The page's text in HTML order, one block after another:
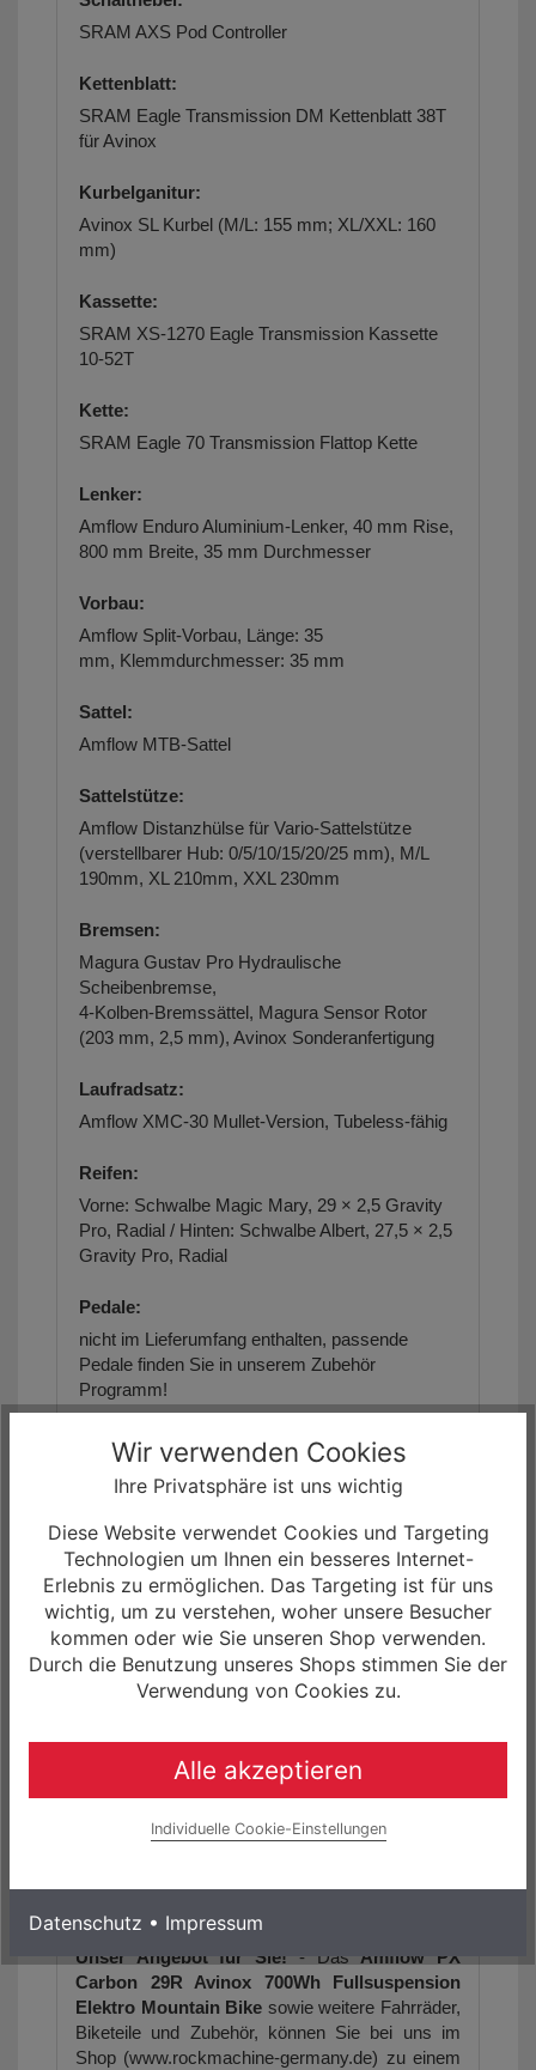
SRAM AXS Pod Controller
Kettenblatt:
SRAM Eagle Transmission DM Kettenblatt 38T
für Avinox
Kurbelganitur:
Avinox SL Kurbel (M/L: 155 mm; XL/XXL: 160
mm)
Kassette:
SRAM XS-1270 Eagle Transmission Kassette
10-52T
Kette:
SRAM Eagle 70 Transmission Flattop Kette
Lenker:
Amflow Enduro Aluminium-Lenker, 40 mm Rise,
800 mm Breite, 35 mm Durchmesser
Vorbau:
Amflow Split-Vorbau, Länge: 35
mm, Klemmdurchmesser: 35 mm
Sattel:
Amflow MTB-Sattel
Sattelstütze:
Amflow Distanzhülse für Vario-Sattelstütze
(verstellbarer Hub: 0/5/10/15/20/25 mm), M/L
190mm, XL 210mm, XXL 230mm
Bremsen:
Magura Gustav Pro Hydraulische
Scheibenbremse,
4‑Kolben‑Bremssättel, Magura Sensor Rotor
(203 mm, 2,5 mm), Avinox Sonderanfertigung
Laufradsatz:
Amflow XMC-30 Mullet-Version, Tubeless-fähig
Reifen:
Vorne: Schwalbe Magic Mary, 29 × 2,5 Gravity
Pro, Radial / Hinten: Schwalbe Albert, 27,5 × 2,5
Gravity Pro, Radial
Pedale:
nicht im Lieferumfang enthalten, passende
Pedale finden Sie in unserem Zubehör
Programm!
max. zulässiges Gesamtgewicht:
Geometriedaten:
siehe Artikelbilder/Artikelbeschreibung
Größe(n):
(29") M/41,5cm, L/42,7cm, XL/44,7cm,
XXL/46,6cm
Die Artikelbilder dienen zur Information
möglich, da sich der Hersteller das Recht
vorbehält, die Produktspezifikation zu ändern).
Unser Angebot für Sie! - Das Amflow PX
Carbon 29R
Avinox 700Wh Fullsuspension
Elektro Mountain Bike sowie weitere Fahrräder,
Biketeile und Zubehör, können Sie bei uns im
Shop (www.rockmachine-germany.de) zu einem
Wir verwenden Cookies
Ihre Privatsphäre ist uns wichtig
Diese Website verwendet Cookies und Targeting
Technologien um Ihnen ein besseres Internet-
Erlebnis zu ermöglichen. Das Targeting ist für uns
wichtig, um zu verstehen, woher unsere Besucher
kommen oder wie Sie unseren Shop verwenden.
Durch die Benutzung unseres Shops stimmen Sie der
Verwendung von Cookies zu.
Alle akzeptieren
Individuelle Cookie-Einstellungen
Datenschutz • Impressum